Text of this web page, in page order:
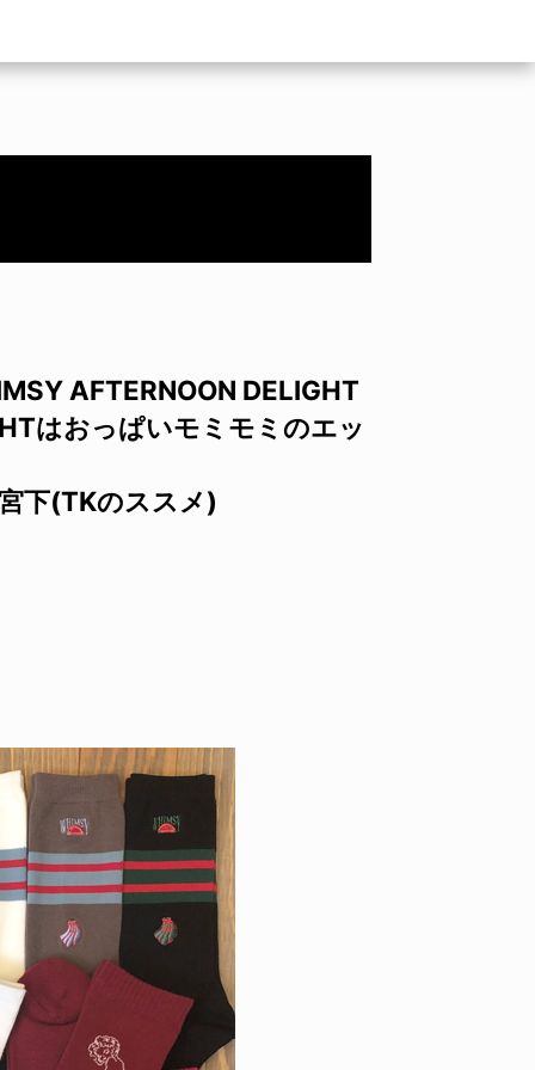
AFTERNOON DELIGHT
はおっぱいモミモミのエッ
下(TKのススメ)